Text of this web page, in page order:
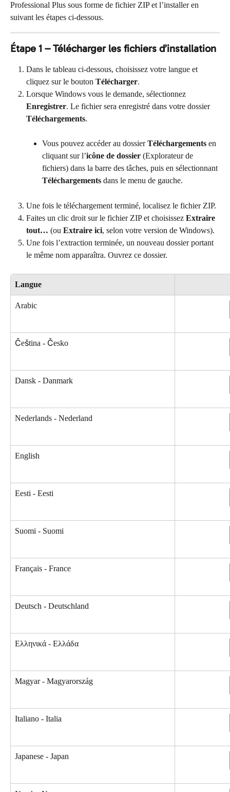
Professional Plus sous forme de fichier ZIP et l’installer en
suivant les étapes ci-dessous.
Étape 1 – Télécharger les fichiers d’installation
Dans le tableau ci-dessous, choisissez votre langue et
cliquez sur le bouton Télécharger.
Lorsque Windows vous le demande, sélectionnez
Enregistrer. Le fichier sera enregistré dans votre dossier
Téléchargements.
Vous pouvez accéder au dossier Téléchargements en
cliquant sur l’icône de dossier (Explorateur de
fichiers) dans la barre des tâches, puis en sélectionnant
Téléchargements dans le menu de gauche.
Une fois le téléchargement terminé, localisez le fichier ZIP.
Faites un clic droit sur le fichier ZIP et choisissez Extraire
tout… (ou Extraire ici, selon votre version de Windows).
Une fois l’extraction terminée, un nouveau dossier portant
le même nom apparaîtra. Ouvrez ce dossier.
Langue
Arabic
Čeština - Česko
Dansk - Danmark
Nederlands - Nederland
English
Eesti - Eesti
Suomi - Suomi
Français - France
Deutsch - Deutschland
Ελληνικά - Ελλάδα
Magyar - Magyarország
Italiano - Italia
Japanese - Japan